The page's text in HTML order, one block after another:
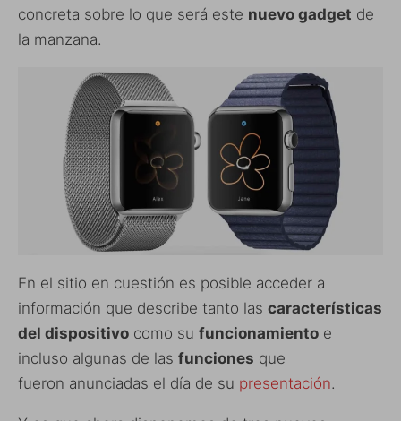
concreta sobre lo que será este nuevo gadget de
la manzana.
En el sitio en cuestión es posible acceder a
información que describe tanto las características
del dispositivo como su funcionamiento e
incluso algunas de las funciones que
fueron anunciadas el día de su presentación.
Suscríbete al blog por
correo electrónico
Introduce tu correo electrónico para
suscribirte a este blog y recibir